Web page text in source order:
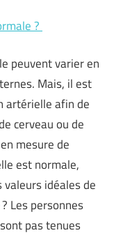
?
peuvent varier en
Mais, il est
artérielle afin de
cerveau ou de
mesure de
est normale,
valeurs idéales de
Les personnes
pas tenues